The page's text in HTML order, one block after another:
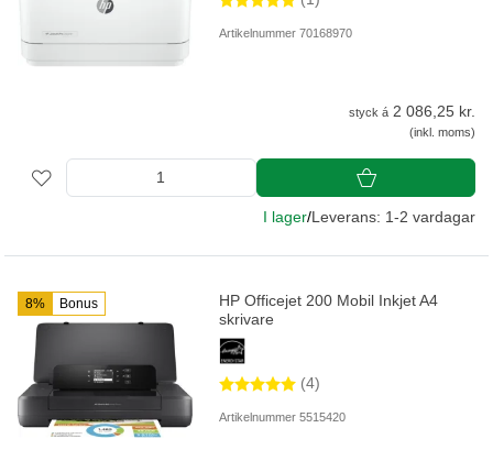
Artikelnummer 70168970
styck á 2 086,25 kr.
(inkl. moms)
I lager/Leverans: 1-2 vardagar
8% Bonus
HP Officejet 200 Mobil Inkjet A4
skrivare
(4)
Artikelnummer 5515420